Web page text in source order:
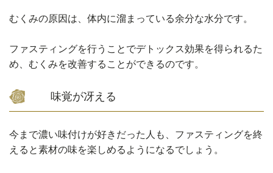
むくみの原因は、体内に溜まっている余分な水分です。
ファスティングを行うことでデトックス効果を得られるた
め、むくみを改善することができるのです。
味覚が冴える
今まで濃い味付けが好きだった人も、ファスティングを終
えると素材の味を楽しめるようになるでしょう。